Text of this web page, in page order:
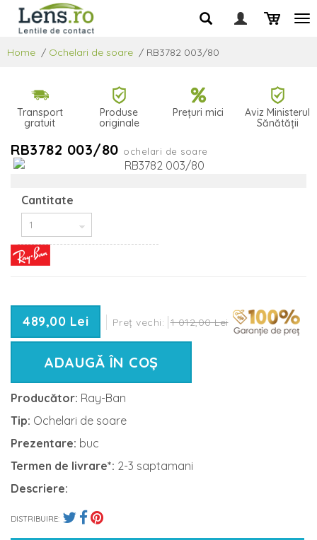
Home / Ochelari de soare / RB3782 003/80
Transport
gratuit
Produse
originale
Prețuri mici
Aviz Ministerul
Sănătății
RB3782 003/80 ochelari de soare
Cantitate
489,00 Lei Preț vechi: 1 012,00 Lei
ADAUGĂ ÎN COȘ
Producător: Ray-Ban
Tip: Ochelari de soare
Prezentare: buc
Termen de livrare*: 2-3 saptamani
Descriere:
DISTRIBUIRE: